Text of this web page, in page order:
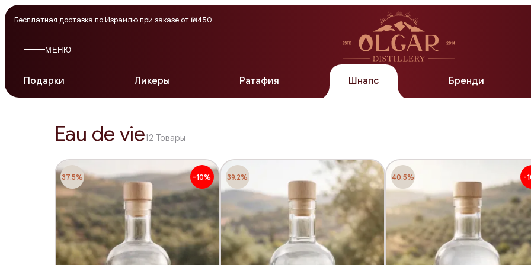
Бесплатная доставка по Израилю при заказе от ₪450
МЕНЮ
Подарки Ликеры Ратафия Шнапс Бренди
Eau de vie12 Товары
-10%
37.5% 39.2% -
40.5%